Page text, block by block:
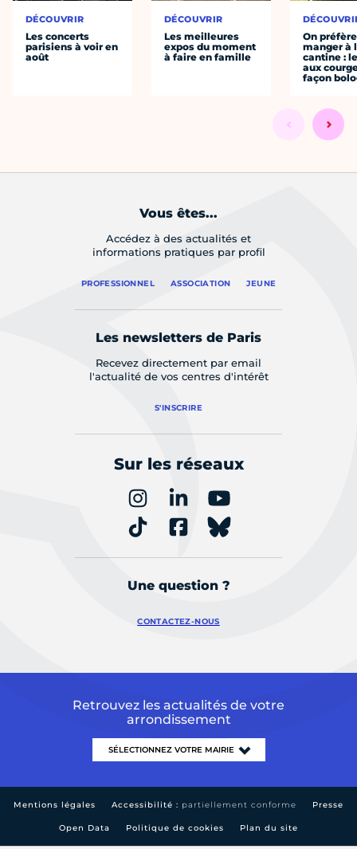
DÉCOUVRIR
Les concerts
parisiens à voir en
août
DÉCOUVRIR
Les meilleures
expos du moment
à faire en famille
On préfère
manger à
cantine :
aux
façon
Vous êtes...
Accédez à des actualités et
informations pratiques par profil
PROFESSIONNEL ASSOCIATION JEUNE
Les newsletters de Paris
Recevez directement par email
l'actualité de vos centres d'intérêt
S'INSCRIRE
Sur les réseaux
Une question ?
CONTACTEZ-NOUS
Retrouvez les actualités de votre
arrondissement
Mentions légales Accessibilité : partiellement conforme Presse
Open Data Politique de cookies Plan du site